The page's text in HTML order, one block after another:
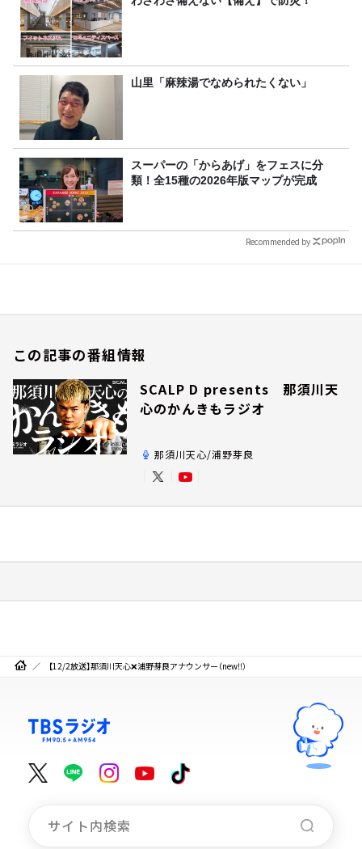
山里「麻辣湯でなめられたくない」
スーパーの「からあげ」をフェスに分
類！全15種の2026年版マップが完成
Recommended by
この記事の番組情報
SCALP D presents 那須川天
心のかんきもラジオ
那須川天心/浦野芽良
【12/2放送】那須川天心❌浦野芽良アナウンサー（new‼️）